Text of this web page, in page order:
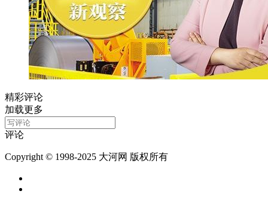
精彩评论
加载更多
评论
Copyright © 1998-2025 大河网 版权所有